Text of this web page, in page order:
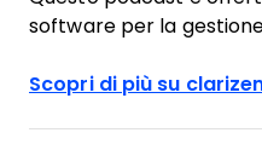
software per la
Scopri di più su